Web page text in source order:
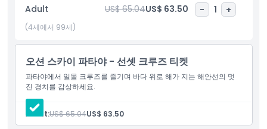
밤을 보내세요. 음식, 경치, 공연의 조합이 모든 손님에게 잊을 수 없
는 경험을 선사합니다.
오션 스카이 파타야 크루즈는 모든 연령대에 완벽한 나들이입니다.
가족 여행, 로맨틱 데이트 또는 친구들과의 즐거운 밤에 이상적이며,
이 크루즈는 기억에 남는 저녁을 위한 모든 것을 제공합니다. 별빛
아래 항해하며 휴식하고, 식사하고, 공연을 즐기세요.
하이라이트
Adult US$ 65.04US$ 63.50 - 1 +
(4세에서 99세)
오션 스카이 파타야 - 선셋 크루즈 티켓
파타야에서 일몰 크루즈를 즐기며 바다 위로 해가 지는 해안선의 멋
진 경치를 감상하세요.
Adult:US$ 65.04US$ 63.50